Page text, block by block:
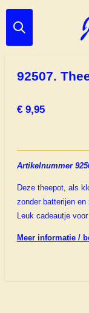
Ga
direct
92507.
€ 9,95
Artikelnummer
Deze theepot, als
zonder batterijen
Leuk cadeautje
Meer informatie /